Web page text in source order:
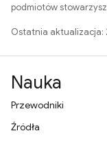
podmiotów
Ostatnia aktualizacja:
Nauka
Przewodniki
Źródła